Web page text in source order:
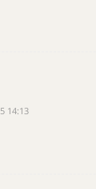
14:13